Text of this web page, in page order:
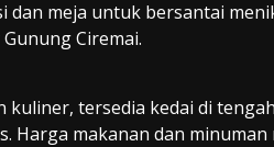
dan meja untuk bersantai
Ciremai.
kuliner, tersedia kedai di
Harga makanan dan